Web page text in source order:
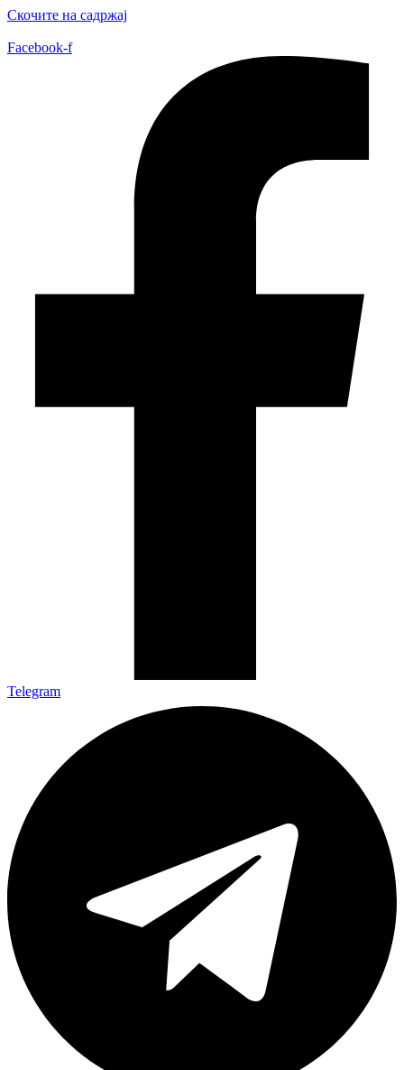
Скочите на садржај
Facebook-f
Telegram